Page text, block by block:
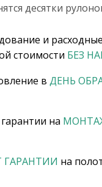
десятки
и
стоимости БЕЗ
в ДЕНЬ
на
ГАРАНТИИ на